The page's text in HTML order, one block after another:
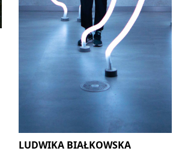
LUDWIKA BIAŁKOWSKA